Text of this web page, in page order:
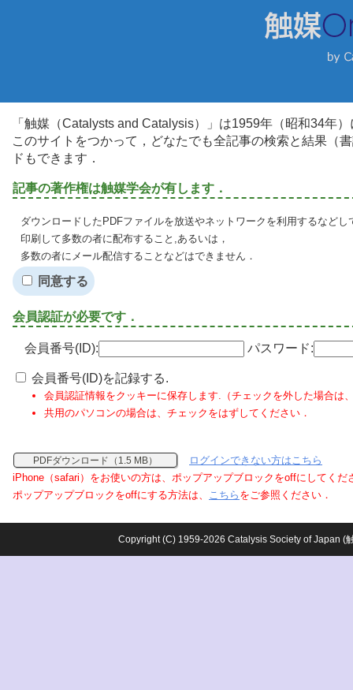
「触媒（Catalysts and Catalysis）」は1959年（昭和34年
このサイトをつかって，どなたでも全記事の検索と結果（
ドもできます．
記事の著作権は触媒学会が有します．
ダウンロードしたPDFファイルを放送やネットワークを利用するなど
印刷して多数の者に配布すること,あるいは，
多数の者にメール配信することなどはできません．
同意する
会員認証が必要です．
会員番号(ID): パスワード:
会員番号(ID)を記録する.
会員認証情報をクッキーに保存します.（チェックを外した場合は
共用のパソコンの場合は、チェックをはずしてください．
PDFダウンロード（1.5 MB）
ログインできない方はこちら
iPhone（safari）をお使いの方は、ポップアップブロックをoffにしてくだ
ポップアップブロックをoffにする方法は、 こちら をご参照ください．
Copyright (C) 1959-2026 Catalysis Society of Japan (